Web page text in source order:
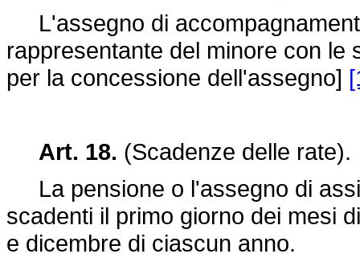
L'assegno di
rappresentante del minore con
per la concessione dell'assegno]
Art. 18. (Scadenze delle rate).
La pensione o l'assegno di
scadenti il primo giorno dei mesi
e dicembre di ciascun anno.